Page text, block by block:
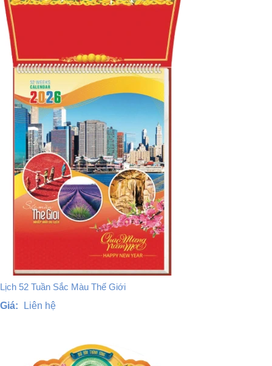
Lịch 52 Tuần Sắc Màu Thế Giới
Giá:
Liên hệ